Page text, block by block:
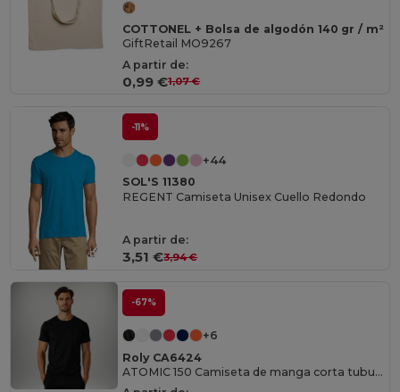
COTTONEL + Bolsa de algodón 140 gr / m²
GiftRetail MO9267
A partir de:
0,99 €1,07 €
-11%
+44
SOL'S 11380
REGENT Camiseta Unisex Cuello Redondo
A partir de:
3,51 €3,94 €
-67%
+6
Roly CA6424
ATOMIC 150 Camiseta de manga corta tubular